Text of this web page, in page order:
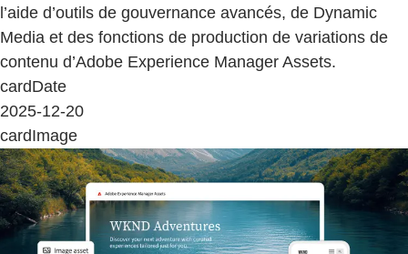
l’aide d’outils de gouvernance avancés, de Dynamic
Media et des fonctions de production de variations de
contenu d’Adobe Experience Manager Assets.
cardDate
2025-12-20
cardImage